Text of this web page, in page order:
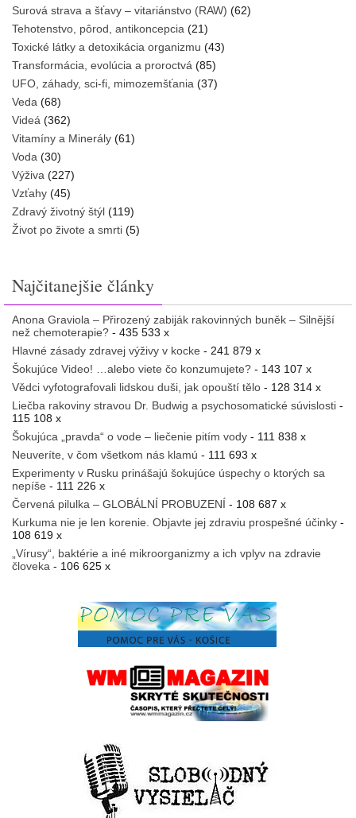
Surová strava a šťavy – vitariánstvo (RAW) (62)
Tehotenstvo, pôrod, antikoncepcia (21)
Toxické látky a detoxikácia organizmu (43)
Transformácia, evolúcia a proroctvá (85)
UFO, záhady, sci-fi, mimozemšťania (37)
Veda (68)
Videá (362)
Vitamíny a Minerály (61)
Voda (30)
Výživa (227)
Vzťahy (45)
Zdravý životný štýl (119)
Život po živote a smrti (5)
Najčitanejšie články
Anona Graviola – Přirozený zabiják rakovinných buněk – Silnější
než chemoterapie? - 435 533 x
Hlavné zásady zdravej výživy v kocke - 241 879 x
Šokujúce Video! …alebo viete čo konzumujete? - 143 107 x
Vědci vyfotografovali lidskou duši, jak opouští tělo - 128 314 x
Liečba rakoviny stravou Dr. Budwig a psychosomatické súvislosti -
115 108 x
Šokujúca „pravda“ o vode – liečenie pitím vody - 111 838 x
Neuveríte, v čom všetkom nás klamú - 111 693 x
Experimenty v Rusku prinášajú šokujúce úspechy o ktorých sa
nepíše - 111 226 x
Červená pilulka – GLOBÁLNÍ PROBUZENÍ - 108 687 x
Kurkuma nie je len korenie. Objavte jej zdraviu prospešné účinky -
108 619 x
„Vírusy“, baktérie a iné mikroorganizmy a ich vplyv na zdravie
človeka - 106 625 x